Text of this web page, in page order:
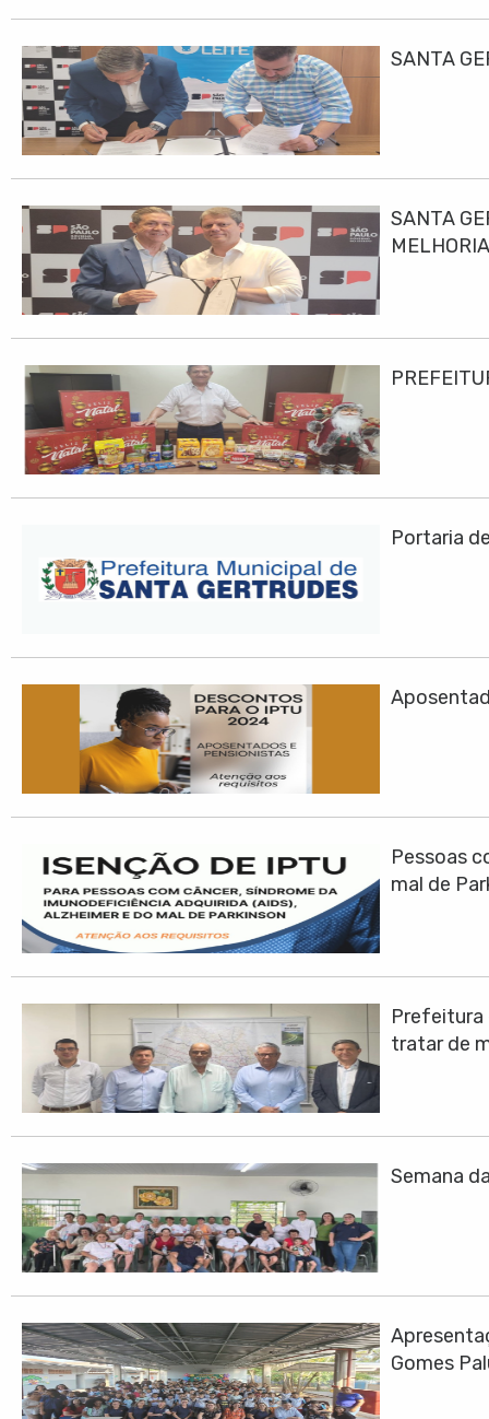
SANTA
SANTA
Portaria
Pessoas
mal de
Prefeitura
tratar de
Semana
Gomes